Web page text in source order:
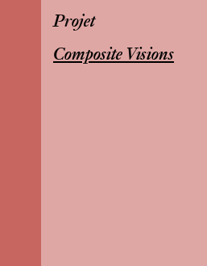
Projet
Composite Visions